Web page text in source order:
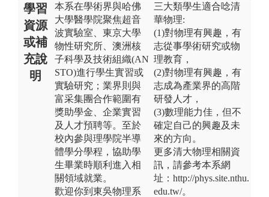
學習
資源
或補
充說
明
本系在學術界與哈佛
大學醫學院聚焦超音
波實驗室、東京大學
物性研究所、澳洲核
子科學及技術組織(AN
STO)進行學生實習或
實驗研究；業界則與
富采集團合作範圍有
獎助學金、企業實習
及人才預聘等。至於
校內參與理學院半導
體學分學程，協助學
生畢業時順利進入相
關領域就業。
歡迎你到東吳物理系
三大類學生適合唸清
華物理:
(1)對物理有興趣，有
志從事學術研究或物
理教育，
(2)對物理有興趣，有
志成為產業界的高階
研發人才，
(3)數理能力佳，但不
確定自己的興趣及未
來的方向。
更多清大物理相關資
訊，請參考本系網
址：http://phys.site.nthu.
edu.tw/。